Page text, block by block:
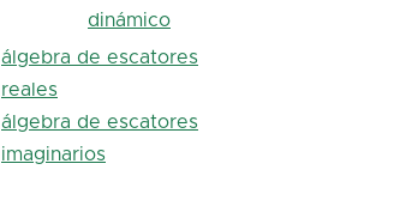
dinámico
álgebra de escatores
reales
álgebra de escatores
imaginarios